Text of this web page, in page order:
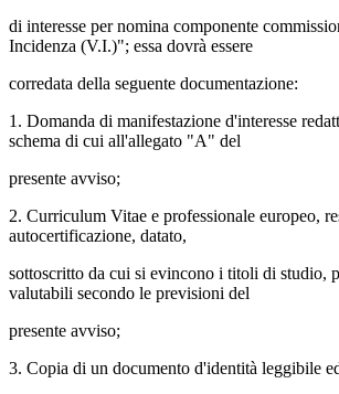
di interesse per nomina componente
Incidenza (V.I.)"; essa dovrà essere
corredata della seguente documentazione:
1. Domanda di manifestazione d'interesse
schema di cui all'allegato "A" del
presente avviso;
2. Curriculum Vitae e professionale europeo,
autocertificazione, datato,
sottoscritto da cui si evincono i titoli di studio,
valutabili secondo le previsioni del
presente avviso;
3. Copia di un documento d'identità leggibile